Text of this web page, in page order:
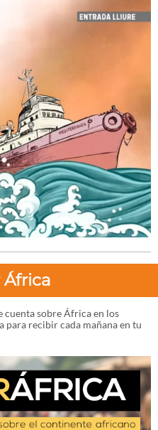
África
cuenta sobre África en los
para recibir cada mañana en tu